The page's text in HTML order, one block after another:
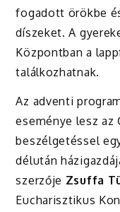
fogadott örökbe
díszeket. A
Központban a
találkozhatnak.
Az adventi
eseménye lesz
beszélgetéssel
délután
szerzője Zsuffa
Eucharisztikus